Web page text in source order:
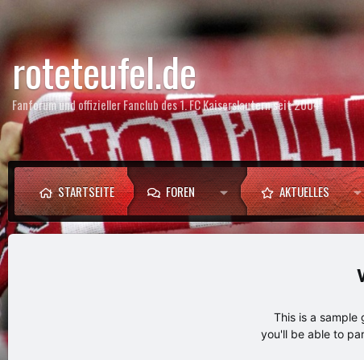
roteteufel.de
Fanforum und offizieller Fanclub des 1. FC Kaiserslautern seit 2004
STARTSEITE FOREN AKTUELLES
This is a sample
you'll be able to